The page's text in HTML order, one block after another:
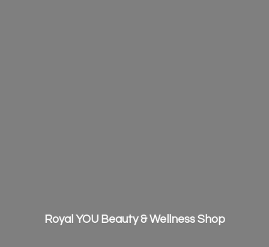
Royal YOU Beauty &Wellness Shop